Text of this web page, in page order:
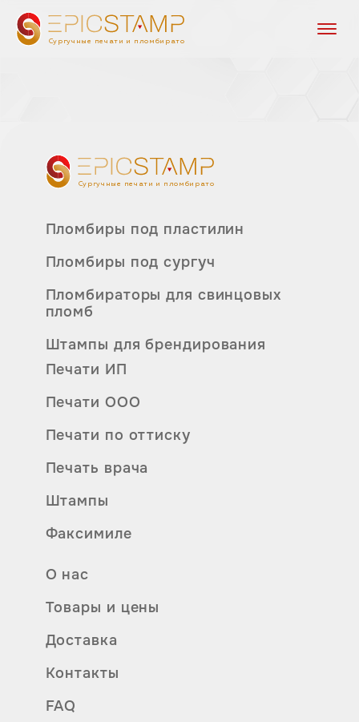
Сургучные печати и пломбираторы
Сургучные печати и пломбираторы
Печати ИП
Печати ООО
Печати по оттиску
Печать врача
Пломбираторы для свинцовых
пломб
Пломбиры под пластилин
Пломбиры под сургуч
Факсимиле
Штампы
Штампы для брендирования
О нас
Товары и цены
Доставка
Контакты
FAQ